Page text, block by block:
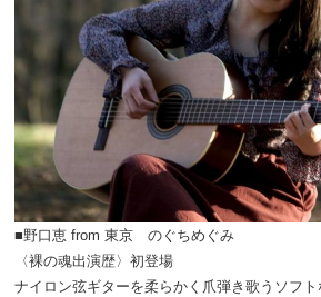
■野口恵 from 東京 のぐちめぐみ
〈裸の魂出演歴〉初登場
ナイロン弦ギターを柔らかく爪弾き歌うソフ